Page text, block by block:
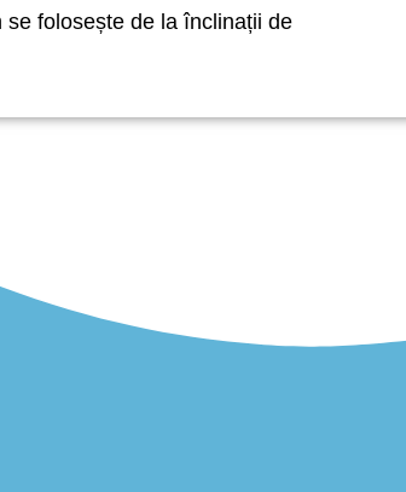
se folosește de la înclinații de